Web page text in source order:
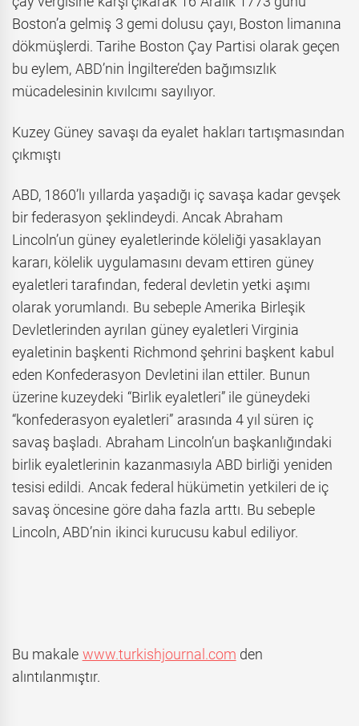
Boston’a gelmiş 3 gemi dolusu çayı, Boston limanına
dökmüşlerdi. Tarihe Boston Çay Partisi olarak geçen
bu eylem, ABD’nin İngiltere’den bağımsızlık
mücadelesinin kıvılcımı sayılıyor.
Kuzey Güney savaşı da eyalet hakları tartışmasından
çıkmıştı
ABD, 1860’lı yıllarda yaşadığı iç savaşa kadar gevşek
bir federasyon şeklindeydi. Ancak Abraham
Lincoln’un güney eyaletlerinde köleliği yasaklayan
kararı, kölelik uygulamasını devam ettiren güney
eyaletleri tarafından, federal devletin yetki aşımı
olarak yorumlandı. Bu sebeple Amerika Birleşik
Devletlerinden ayrılan güney eyaletleri Virginia
eyaletinin başkenti Richmond şehrini başkent kabul
eden Konfederasyon Devletini ilan ettiler. Bunun
üzerine kuzeydeki “Birlik eyaletleri” ile güneydeki
“konfederasyon eyaletleri” arasında 4 yıl süren iç
savaş başladı. Abraham Lincoln’un başkanlığındaki
birlik eyaletlerinin kazanmasıyla ABD birliği yeniden
tesisi edildi. Ancak federal hükümetin yetkileri de iç
savaş öncesine göre daha fazla arttı. Bu sebeple
Lincoln, ABD’nin ikinci kurucusu kabul ediliyor.
Bu makale www.turkishjournal.com den
alıntılanmıştır.